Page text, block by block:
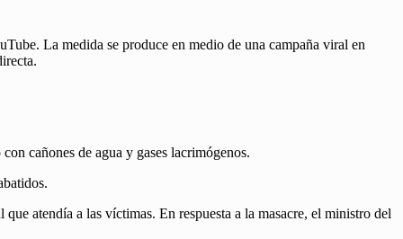
La medida se produce en medio de una campaña viral en
cañones de agua y gases lacrimógenos.
atendía a las víctimas. En respuesta a la masacre, el ministro del